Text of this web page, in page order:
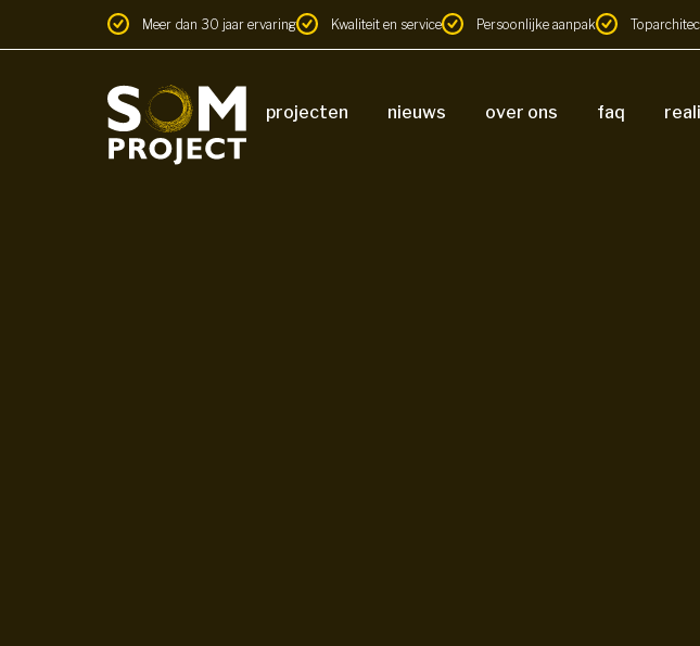
Meer dan 30 jaar ervaring Kwaliteit en service Persoonlijke aanpak
projecten nieuws over ons faq